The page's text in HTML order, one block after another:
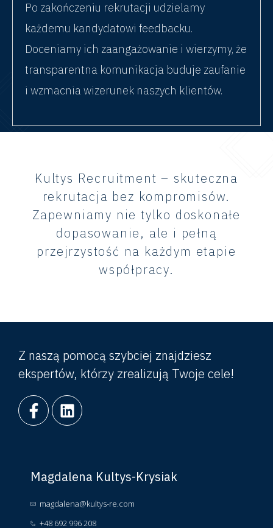
Po zakończeniu rekrutacji udzielamy
każdemu kandydatowi feedbacku.
Doceniamy ich zaangażowanie i wierzymy, że
transparentna komunikacja buduje zaufanie
i wzmacnia wizerunek naszych klientów.
Kultys Recruitment – skuteczna
rekrutacja bez kompromisów.
Zapewniamy nie tylko doskonałe
dopasowanie, ale i pełną
przejrzystość na każdym etapie
współpracy.
Z naszą pomocą szybciej znajdziesz
ekspertów, którzy zrealizują Twoje cele!
Magdalena Kultys-Krysiak
magdalena@kultys-re.com
+48 692 996 208